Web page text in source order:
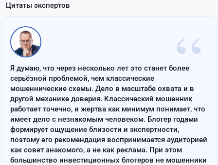
Цитаты экспертов
“
Я думаю, что через несколько лет это станет более
серьёзной проблемой, чем классические
мошеннические схемы. Дело в масштабе охвата и в
другой механике доверия. Классический мошенник
работает точечно, и жертва как минимум понимает, что
имеет дело с незнакомым человеком. Блогер годами
формирует ощущение близости и экспертности,
поэтому его рекомендация воспринимается аудиторией
как совет знакомого, а не как реклама. При этом
большинство инвестиционных блогеров не мошенники